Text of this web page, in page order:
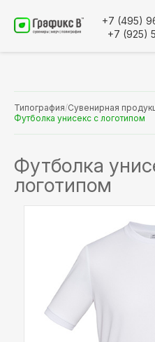
+7 (495)
+7 (925)
Типография/Сувенирная
Футболка унисекс с логотипом
Футболка
логотипом